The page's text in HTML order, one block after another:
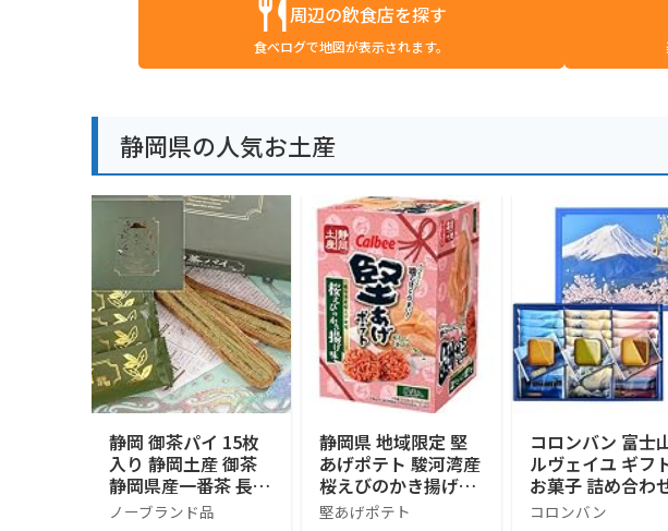
周辺の飲食店を探す
食べログで地図が表示されます。
静岡県の人気お土産
静岡 御茶パイ 15枚
入り 静岡土産 御茶
静岡県産一番茶 長登
屋
ノーブランド品
静岡県 地域限定 堅
あげポテト 駿河湾産
桜えびのかき揚げ味
120g (15g×8袋入)
堅あげポテト
コロンバン 富士
ルヴェイユ ギフ
お菓子 詰め合わ
個包装 土産 お菓子
コロンバン